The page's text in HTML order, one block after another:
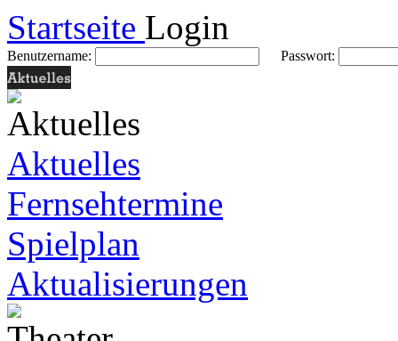
Startseite Login
Benutzername: Passwort:
Aktuelles
Fernsehtermine
Spielplan
Aktualisierungen